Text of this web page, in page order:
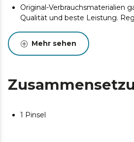
Original-Verbrauchsmaterialien
Qualität und beste Leistung.
verlängern.
Mehr sehen
1 Pinsel